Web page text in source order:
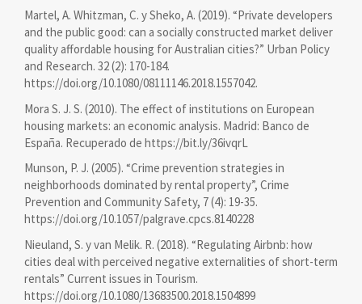
Martel, A. Whitzman, C. y Sheko, A. (2019). “Private developers
and the public good: can a socially constructed market deliver
quality affordable housing for Australian cities?” Urban Policy
and Research. 32 (2): 170-184.
https://doi.org/10.1080/08111146.2018.1557042.
Mora S. J. S. (2010). The effect of institutions on European
housing markets: an economic analysis. Madrid: Banco de
España. Recuperado de https://bit.ly/36ivqrL
Munson, P. J. (2005). “Crime prevention strategies in
neighborhoods dominated by rental property”, Crime
Prevention and Community Safety, 7 (4): 19-35.
https://doi.org/10.1057/palgrave.cpcs.8140228
Nieuland, S. y van Melik. R. (2018). “Regulating Airbnb: how
cities deal with perceived negative externalities of short-term
rentals” Current issues in Tourism.
https://doi.org/10.1080/13683500.2018.1504899